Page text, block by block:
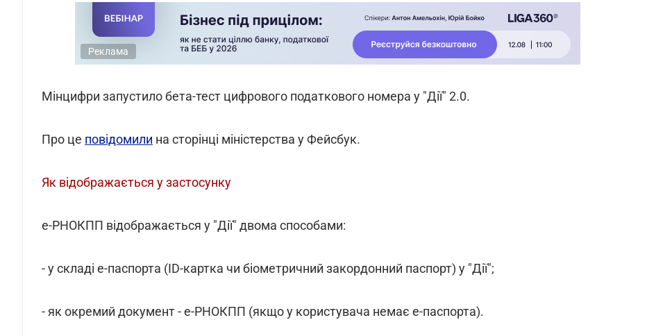
Реклама
Мінцифри запустило бета-тест цифрового податкового номера у "Дії" 2.0.
Про це повідомили на сторінці міністерства у Фейсбук.
Як відображається у застосунку
е-РНОКПП відображається у "Дії" двома способами:
- у складі е-паспорта (ID-картка чи біометричний закордонний паспорт) у "Дії";
- як окремий документ - е-РНОКПП (якщо у користувача немає е-паспорта).